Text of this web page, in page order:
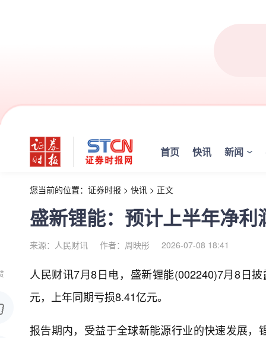
首页 快讯 新闻
您当前的位置： 证券时报 > 快讯 > 正文
盛新锂能：预计上半年净
来源：人民财讯 作者：周映彤 2026-07-08 18:41
人民财讯7月8日电， 盛新锂能(002240)7月8日
元，上年同期亏损8.41亿元。
报告期内，受益于全球新能源行业的快速发展